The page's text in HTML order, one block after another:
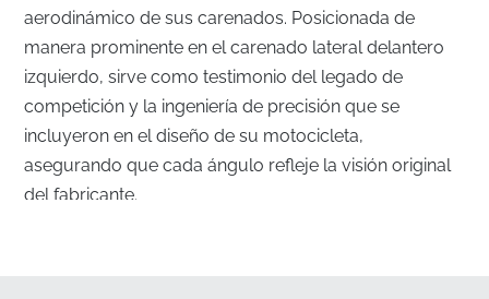
aerodinámico de sus carenados. Posicionada de
manera prominente en el carenado lateral delantero
izquierdo, sirve como testimonio del legado de
competición y la ingeniería de precisión que se
incluyeron en el diseño de su motocicleta,
asegurando que cada ángulo refleje la visión original
del fabricante.